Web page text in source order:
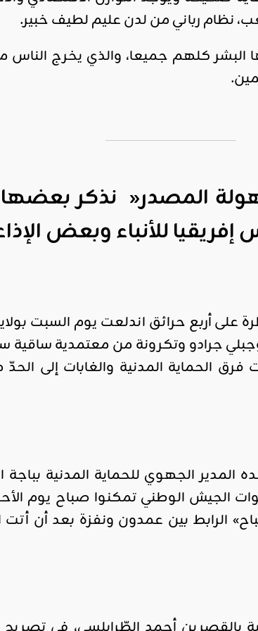
نظام رباني من لدن عليم لطيف خبير.
البشر كلهم جميعا، والذي يخرج
المصدر« نذكر بعضها،
إفريقيا للأنباء وبعض
على أربع حرائق اندلعت يوم السبت
جرادو وتكرونة من معتمدية
الحماية المدنية والغابات إلى
المدير الجهوي للحماية المدنية